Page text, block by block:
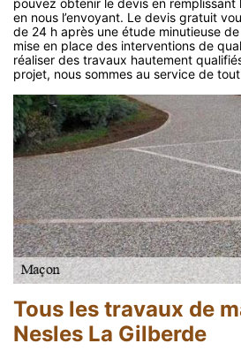
en nous l’envoyant. Le devis gratuit
de 24 h après une étude minutieuse
mise en place des interventions de
réaliser des travaux hautement
projet, nous sommes au service de
Tous les travaux de
Nesles La Gilberde